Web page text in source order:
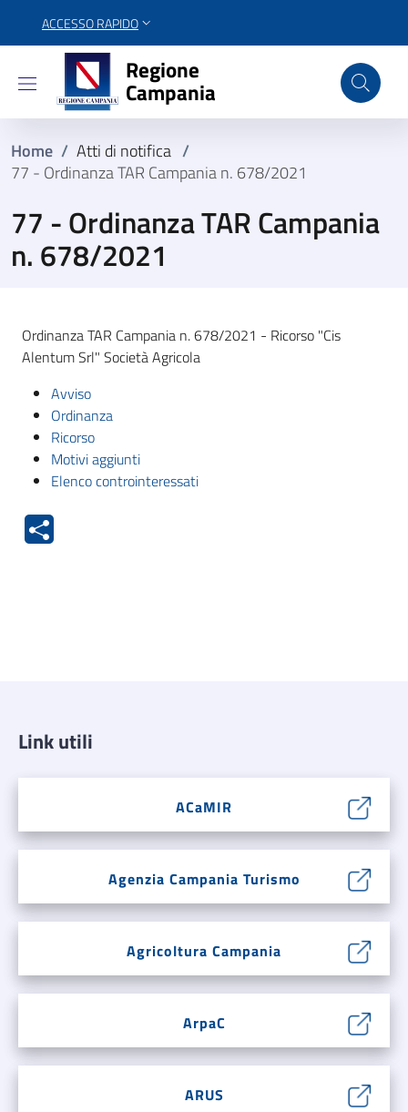
ACCESSO RAPIDO
Regione Campania
Regione
Campania
Home / Atti di notifica /
77 - Ordinanza TAR Campania n. 678/2021
77 - Ordinanza TAR Campania
n. 678/2021
Ordinanza TAR Campania n. 678/2021 - Ricorso "Cis
Alentum Srl" Società Agricola
Avviso
Ordinanza
Ricorso
Motivi aggiunti
Elenco controinteressati
Link utili
ACaMIR
Agenzia Campania Turismo
Agricoltura Campania
ArpaC
ARUS